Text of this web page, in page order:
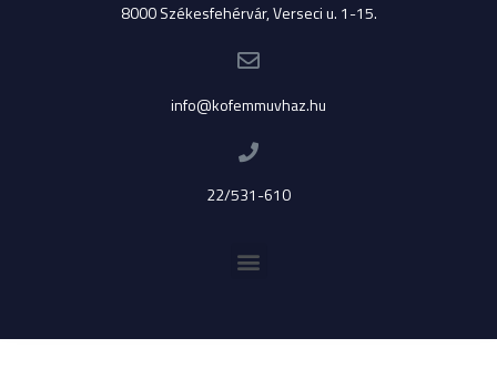
8000 Székesfehérvár, Verseci u. 1-15.
info@kofemmuvhaz.hu
22/531-610